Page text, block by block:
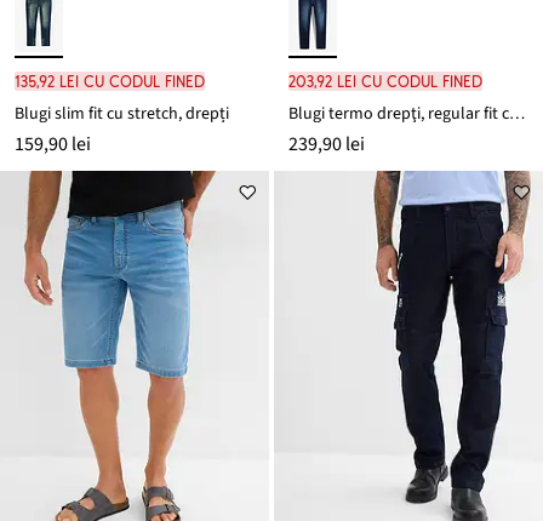
135,92 lei cu codul FINED
Blugi slim fit cu stretch, drepți
159,90 lei
203,92 lei cu codul FINED
Blugi termo drepţi, regular fit cu căptușeală călduroasă pe interior
239,90 lei